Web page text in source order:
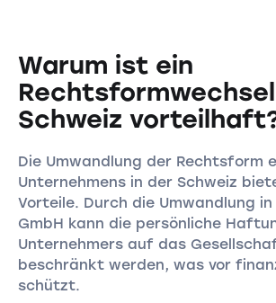
Abschlusses, die üblicherweise
CHF 1‘500.- betragen.
Warum ist ein
Schweiz
Die Umwandlung der Rechtsform
Unternehmens in der Schweiz
Vorteile. Durch die Umwandlung in
GmbH kann die persönliche
Unternehmers auf das
beschränkt werden, was vor
schützt.